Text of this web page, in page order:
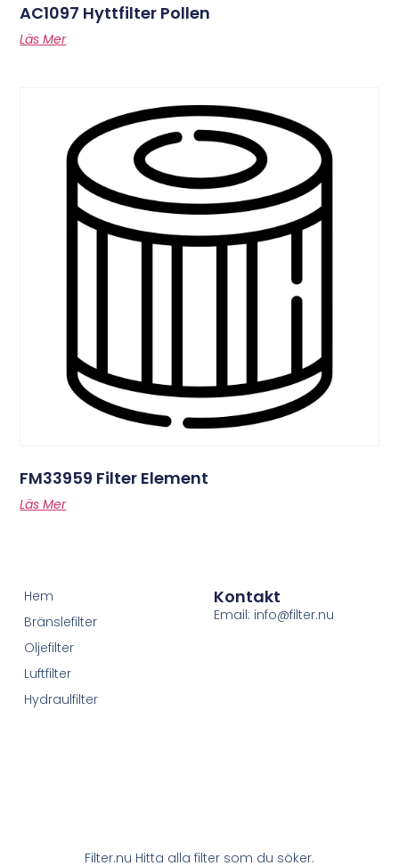
AC1097 Hyttfilter Pollen
Läs Mer
FM33959 Filter Element
Läs Mer
Filter.nu Hitta alla filter som du söker.
Hem
Bränslefilter
Oljefilter
Luftfilter
Hydraulfilter
Kontakt
Email: info@filter.nu